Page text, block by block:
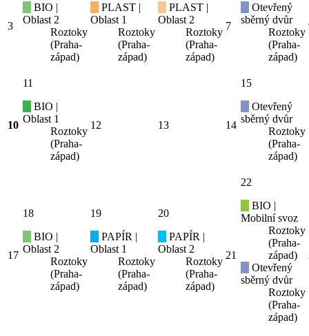
3
BIO |
Oblast 2
Roztoky
(Praha-
západ)
PLAST |
Oblast 1
Roztoky
(Praha-
západ)
PLAST |
Oblast 2
Roztoky
(Praha-
západ)
7
Otevřený
sběrný dvůr
Roztoky
(Praha-
západ)
10
11
BIO |
Oblast 1
Roztoky
(Praha-
západ)
12 13 14
15
Otevřený
sběrný dvůr
Roztoky
(Praha-
západ)
17
18
BIO |
Oblast 2
Roztoky
(Praha-
západ)
19
PAPÍR |
Oblast 1
Roztoky
(Praha-
západ)
20
PAPÍR |
Oblast 2
Roztoky
(Praha-
západ)
21
22
BIO |
Mobilní svoz
Roztoky
(Praha-
západ)
Otevřený
sběrný dvůr
Roztoky
(Praha-
západ)